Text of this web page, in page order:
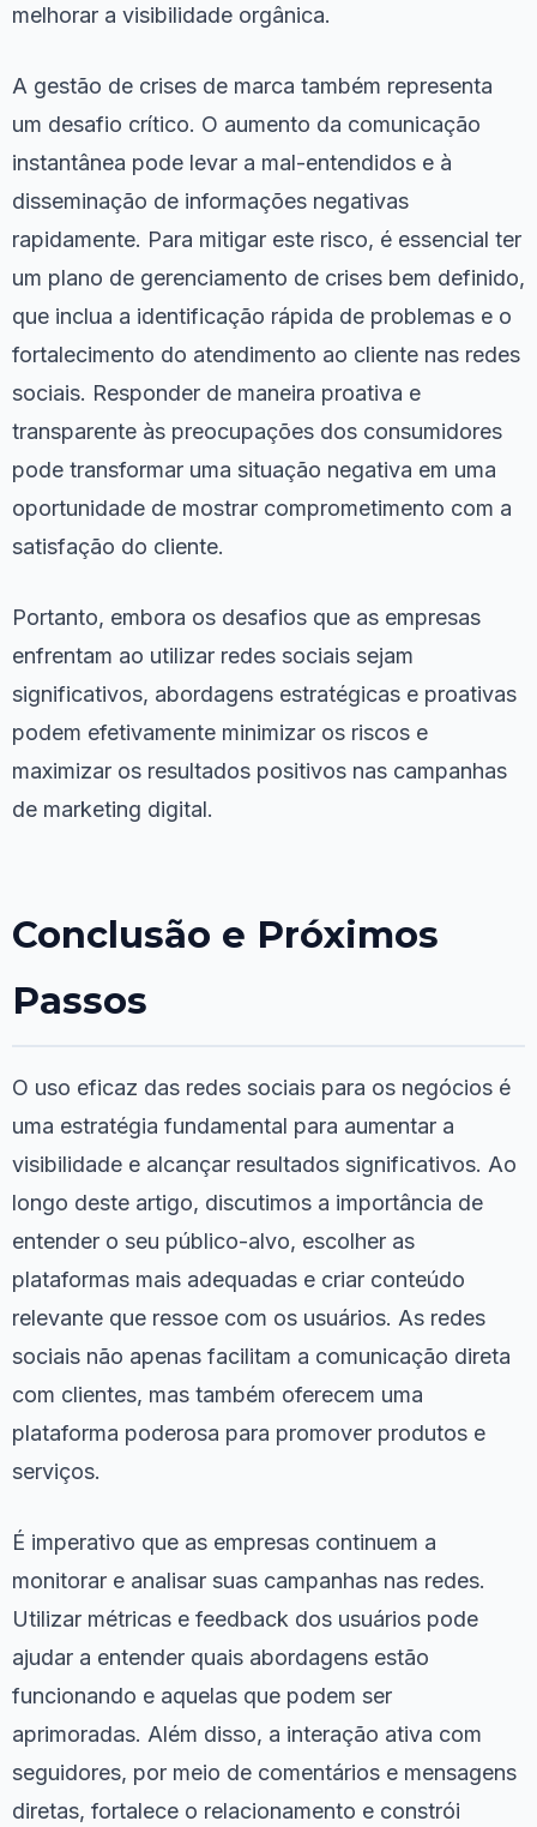
melhorar a visibilidade orgânica.
A gestão de crises de marca também representa
um desafio crítico. O aumento da comunicação
instantânea pode levar a mal-entendidos e à
disseminação de informações negativas
rapidamente. Para mitigar este risco, é essencial ter
um plano de gerenciamento de crises bem definido,
que inclua a identificação rápida de problemas e o
fortalecimento do atendimento ao cliente nas redes
sociais. Responder de maneira proativa e
transparente às preocupações dos consumidores
pode transformar uma situação negativa em uma
oportunidade de mostrar comprometimento com a
satisfação do cliente.
Portanto, embora os desafios que as empresas
enfrentam ao utilizar redes sociais sejam
significativos, abordagens estratégicas e proativas
podem efetivamente minimizar os riscos e
maximizar os resultados positivos nas campanhas
de marketing digital.
Conclusão e Próximos
Passos
O uso eficaz das redes sociais para os negócios é
uma estratégia fundamental para aumentar a
visibilidade e alcançar resultados significativos. Ao
longo deste artigo, discutimos a importância de
entender o seu público-alvo, escolher as
plataformas mais adequadas e criar conteúdo
relevante que ressoe com os usuários. As redes
sociais não apenas facilitam a comunicação direta
com clientes, mas também oferecem uma
plataforma poderosa para promover produtos e
serviços.
É imperativo que as empresas continuem a
monitorar e analisar suas campanhas nas redes.
Utilizar métricas e feedback dos usuários pode
ajudar a entender quais abordagens estão
funcionando e aquelas que podem ser
aprimoradas. Além disso, a interação ativa com
seguidores, por meio de comentários e mensagens
diretas, fortalece o relacionamento e constrói